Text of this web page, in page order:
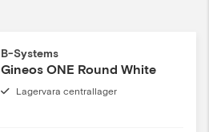
B-Systems
Gineos ONE Round White
Lagervara centrallager